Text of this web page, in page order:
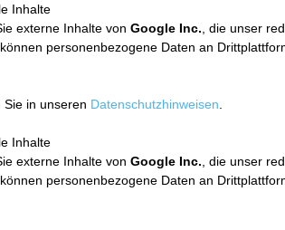
Inhalte
externe Inhalte von Google Inc. , die unser
personenbezogene Daten an
Sie in unseren Datenschutzhinweisen
Inhalte
externe Inhalte von Google Inc. , die unser
personenbezogene Daten an